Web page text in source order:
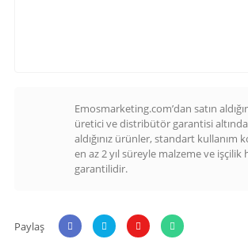
Emosmarketing.com’dan satın
üretici ve distribütör garantisi
aldığınız ürünler, standart kullanım
en az 2 yıl süreyle malzeme ve işçilik
garantilidir.
Paylaş